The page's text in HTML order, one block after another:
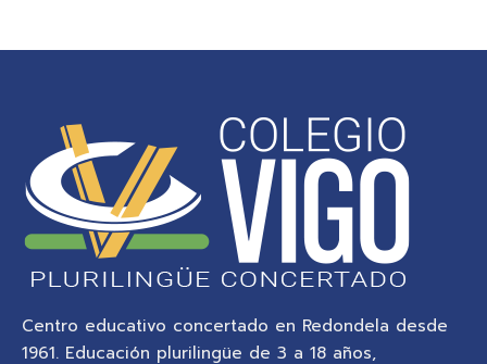
Centro educativo concertado en Redondela desde
1961. Educación plurilingüe de 3 a 18 años,